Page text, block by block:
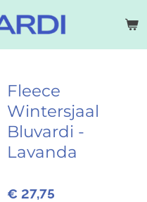
Fleece
Wintersjaal
Bluvardi -
Lavanda
€ 27,75